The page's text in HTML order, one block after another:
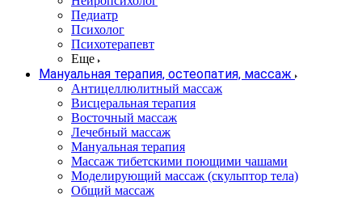
Педиатр
Психолог
Психотерапевт
Еще
Мануальная терапия, остеопатия, массаж
Антицеллюлитный массаж
Висцеральная терапия
Восточный массаж
Лечебный массаж
Мануальная терапия
Массаж тибетскими поющими чашами
Моделирующий массаж (скульптор тела)
Общий массаж